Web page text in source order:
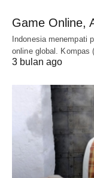
Game Online,
Indonesia menempati
online global. Kompas
3 bulan ago